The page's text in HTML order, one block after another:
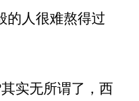
的人很难熬得过
实无所谓了，西